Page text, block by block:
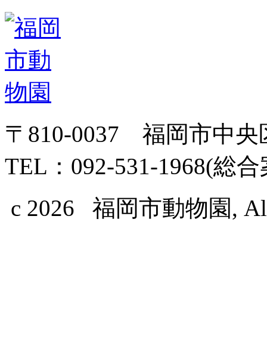
〒810-0037 福岡市中央
TEL：092-531-1968(総
c 2026 福岡市動物園,